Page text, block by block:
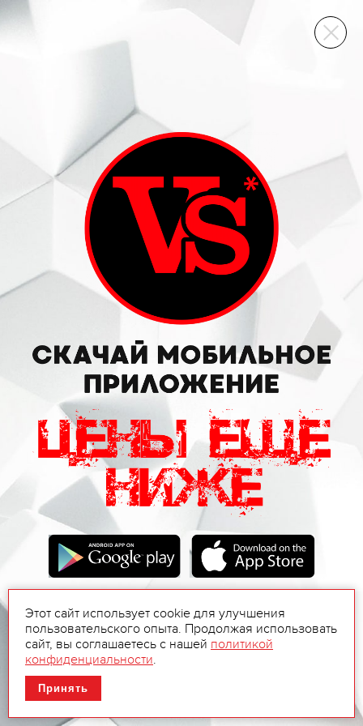
ВИННЫЙ СКЛАД
Этот сайт использует cookie для улучшения
пользовательского опыта. Продолжая использовать
сайт, вы соглашаетесь с нашей политикой
конфиденциальности.
Принять